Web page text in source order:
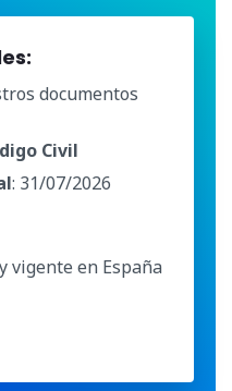
documentos
Civil
: 31/07/2026
vigente en España